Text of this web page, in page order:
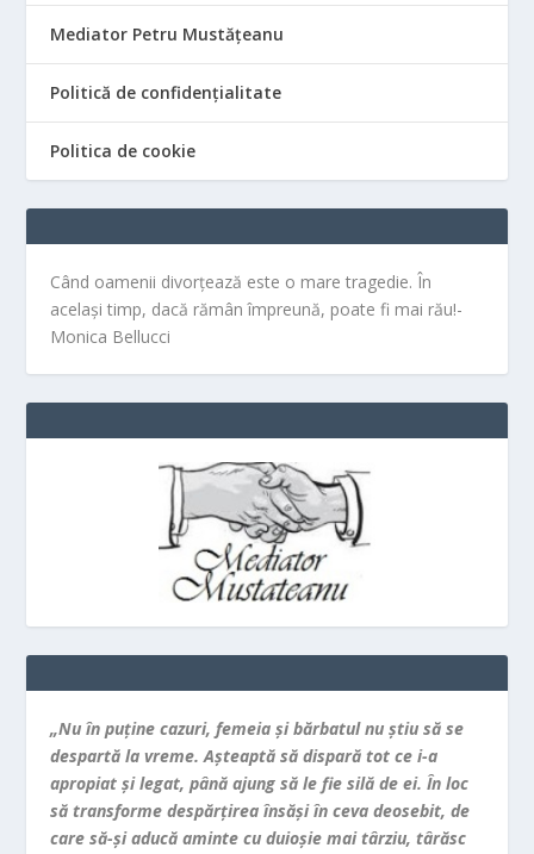
Mediator Petru Mustățeanu
Politică de confidențialitate
Politica de cookie
Când oamenii divorțează este o mare tragedie. În
același timp, dacă rămân împreună, poate fi mai rău!-
Monica Bellucci
„Nu în puţine cazuri, femeia şi bărbatul nu ştiu să se
despartă la vreme. Aşteaptă să dispară tot ce i-a
apropiat şi legat, până ajung să le fie silă de ei. În loc
să transforme despărţirea însăşi în ceva deosebit, de
care să-şi aducă aminte cu duioşie mai târziu, târăsc